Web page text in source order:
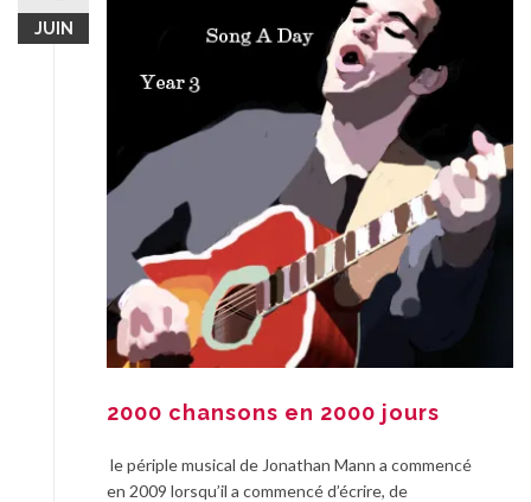
JUIN
2000 chansons en 2000 jours
le périple musical de Jonathan Mann a commencé
en 2009 lorsqu’il a commencé d’écrire, de